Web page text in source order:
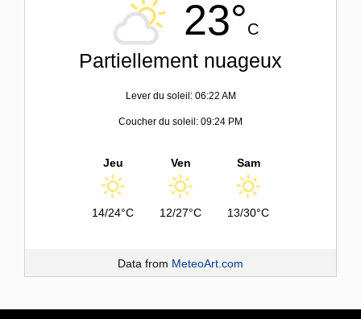
23°C
Partiellement nuageux
Lever du soleil: 06:22 AM
Coucher du soleil: 09:24 PM
Jeu
14/24°C
Ven
12/27°C
Sam
13/30°C
Data from MeteoArt.com